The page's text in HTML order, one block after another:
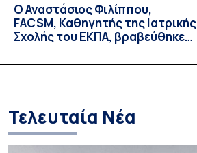
Ο Αναστάσιος Φιλίππου,
FACSM, Καθηγητής της Ιατρικής
Σχολής του ΕΚΠΑ, βραβεύθηκε
Global Leadership Award 2026
Τελευταία Νέα